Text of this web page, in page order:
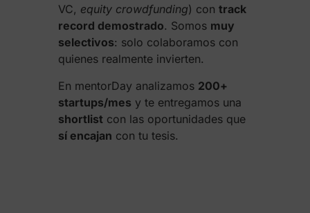
VC, equity crowdfunding) con track
record demostrado. Somos muy
selectivos: solo colaboramos con
quienes realmente invierten.
En mentorDay analizamos 200+
startups/mes y te entregamos una
shortlistcon las oportunidades que
sí encajan con tu tesis.